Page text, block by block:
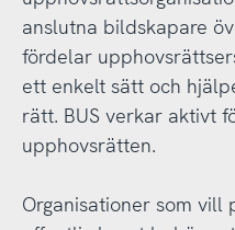
anslutna bildskapare
fördelar
ett enkelt sätt och
rätt. BUS verkar aktivt
upphovsrätten.
Organisationer som